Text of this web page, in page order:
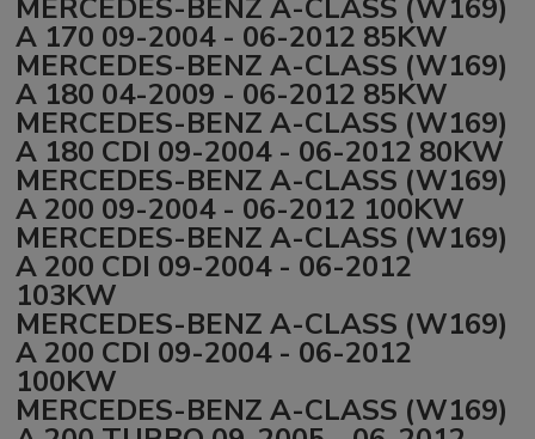
MERCEDES-BENZ A-CLASS (W169)
A 170 09-2004 - 06-2012 85KW
MERCEDES-BENZ A-CLASS (W169)
A 180 04-2009 - 06-2012 85KW
MERCEDES-BENZ A-CLASS (W169)
A 180 CDI 09-2004 - 06-2012 80KW
MERCEDES-BENZ A-CLASS (W169)
A 200 09-2004 - 06-2012 100KW
MERCEDES-BENZ A-CLASS (W169)
A 200 CDI 09-2004 - 06-2012
103KW
MERCEDES-BENZ A-CLASS (W169)
A 200 CDI 09-2004 - 06-2012
100KW
MERCEDES-BENZ A-CLASS (W169)